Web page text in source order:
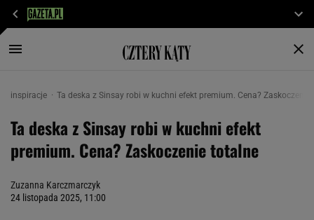
inspiracje Ta deska z Sinsay robi w kuchni efekt premium. Cena? Zaskoczenie
Ta deska z Sinsay robi w kuchni efekt
premium. Cena? Zaskoczenie totalne
Zuzanna Karczmarczyk
24 listopada 2025, 11:00